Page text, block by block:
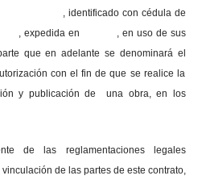
de , identificado con cédula de
, expedida en , en uso de sus
que en adelante se denominará el
con el fin de que se realice la
y publicación de una obra, en los
de las reglamentaciones legales
de las partes de este contrato,